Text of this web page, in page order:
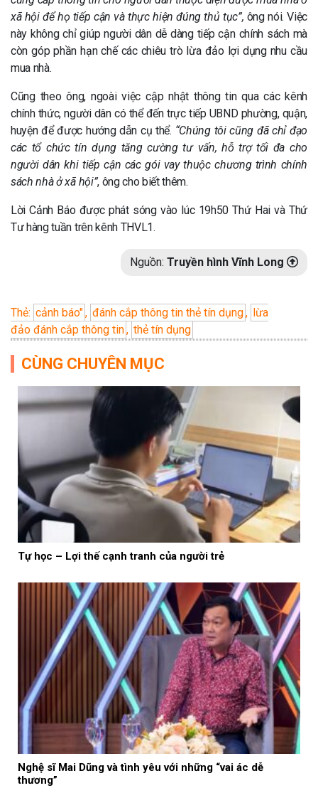
xã hội để họ tiếp cận và thực hiện đúng thủ tục”, ông nói. Việc
này không chỉ giúp người dân dễ dàng tiếp cận chính sách mà
còn góp phần hạn chế các chiêu trò lừa đảo lợi dụng nhu cầu
mua nhà.
Cũng theo ông, ngoài việc cập nhật thông tin qua các kênh
chính thức, người dân có thể đến trực tiếp UBND phường, quận,
huyện để được hướng dẫn cụ thể. “Chúng tôi cũng đã chỉ đạo
các tổ chức tín dụng tăng cường tư vấn, hỗ trợ tối đa cho
người dân khi tiếp cận các gói vay thuộc chương trình chính
sách nhà ở xã hội”, ông cho biết thêm.
Lời Cảnh Báo được phát sóng vào lúc 19h50 Thứ Hai và Thứ
Tư hàng tuần trên kênh THVL1.
Nguồn: Truyền hình Vĩnh Long
Thẻ: cảnh báo", đánh cắp thông tin thẻ tín dụng, lừa
đảo đánh cắp thông tin, thẻ tín dụng
CÙNG CHUYÊN MỤC
Tự học – Lợi thế cạnh tranh của người trẻ
Nghệ sĩ Mai Dũng và tình yêu với những “vai ác dễ
thương”